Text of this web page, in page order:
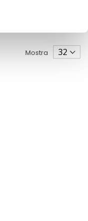
Mostra